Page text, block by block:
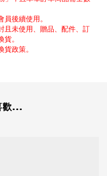
後續使用。
且未使用、贈品、配件、訂
。
政策。
歡...